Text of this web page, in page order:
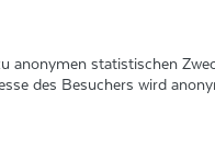
anonymen statistischen
des Besuchers wird